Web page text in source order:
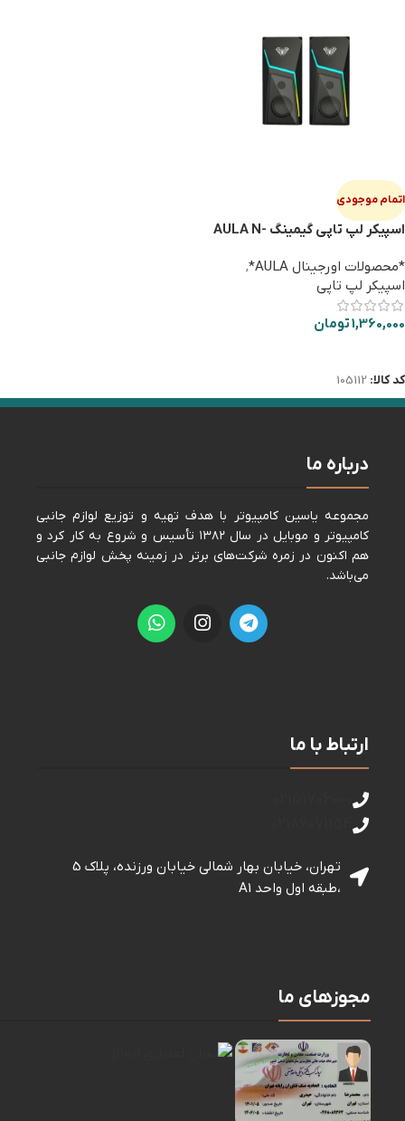
اتمام موجودی
اسپیکر لپ تاپی گیمینگ AULA N-
*محصولات اورجینال AULA*
,
اسپیکر لپ تاپی
1,360,000تومان
کد کالا: 105112
درباره ما
مجموعه ياسين كامپيوتر با هدف تهيه و توزيع لوازم جانبی
كامپيوتر و موبايل در سال ١٣٨٢ تأسيس و شروع به كار كرد و
هم اكنون در زمره شركت‌های برتر در زمينه پخش لوازم جانبی
می‌باشد.
ارتباط با ما
تهران، خیابان بهار شمالی خيابان ورزنده، پلاک 5
،طبقه اول واحد A1
مجوزهای ما